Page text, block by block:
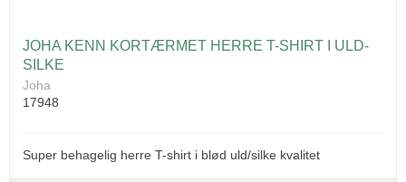
JOHA KENN KORTÆRMET HERRE T-SHIRT I ULD-
SILKE
Joha
17948
Super behagelig herre T-shirt i blød uld/silke kvalitet